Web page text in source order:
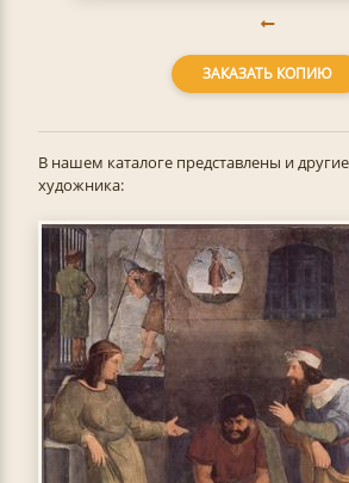
ЗАКАЗАТЬ КОПИЮ
В нашем каталоге представлены и
художника: